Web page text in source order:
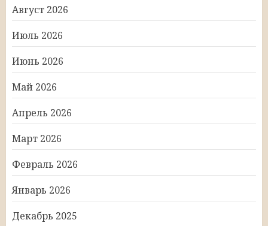
Август 2026
Июль 2026
Июнь 2026
Май 2026
Апрель 2026
Март 2026
Февраль 2026
Январь 2026
Декабрь 2025